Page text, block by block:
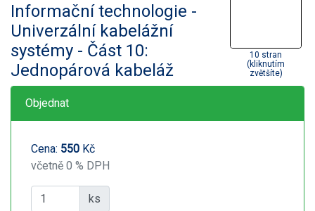
Informační technologie -
Univerzální kabelážní
systémy - Část 10:
Jednopárová kabeláž
10 stran
(kliknutím
zvětšíte)
Objednat
Cena: 550 Kč
včetně 0 % DPH
ks